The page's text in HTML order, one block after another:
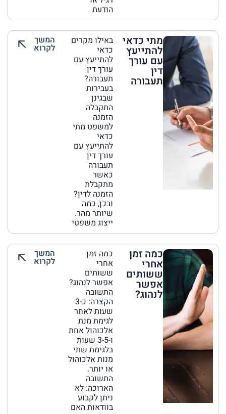
הודעת
מתי כדאי
להתייעץ
עם עורך
דין
תעבורה
באילו מקרים
כדאי
להתייעץ עם
עורך דין
תעבורה?
בעבירות
שבגינן
התקבלה
הזמנה
למשפט מתי
כדאי
להתייעץ עם
עורך דין
תעבורה
כאשר
מתקבלת
הזמנה לדין?
ובכן, כמה
שיותר מהר.
ייצוג משפטי
המשך
לקרוא
כמה זמן
אחרי
ששותים
אפשר
לנהוג?
כמה זמן
אחרי
ששותים
אפשר לנהוג?
התשובה
הקצרה: כ-3
שעות לאחר
לגימת מנת
אלכוהול אחת
ו-3-5 שעות
בלגימת שתי
מנות אלכוהול
או יותר.
התשובה
הארוכה: לא
ניתן לקבוע
בוודאות האם
המשך
לקרוא